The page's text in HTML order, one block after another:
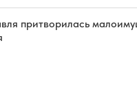
притворилась